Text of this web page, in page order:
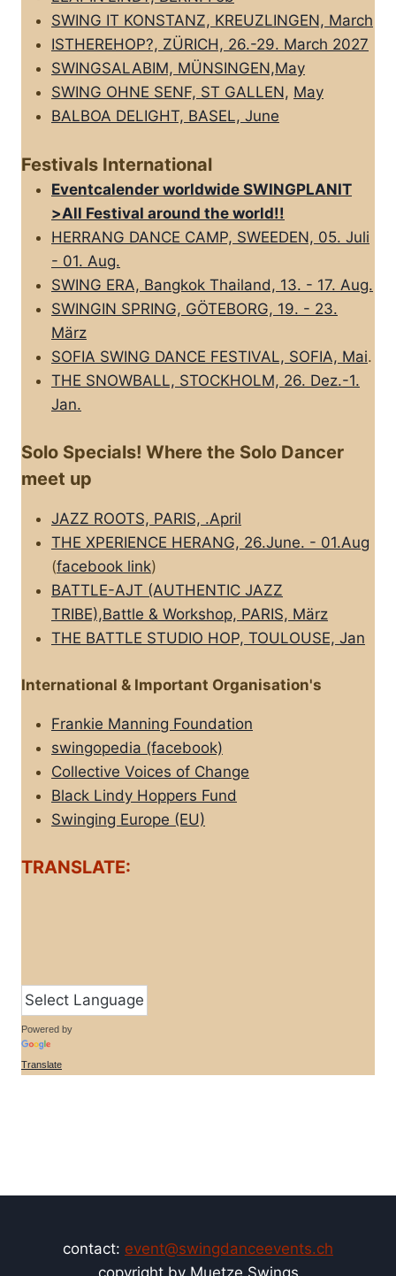
SWING IT KONSTANZ, KREUZLINGEN, March
ISTHEREHOP?, ZÜRICH, 26.-29. March 2027
SWINGSALABIM, MÜNSINGEN,May
SWING OHNE SENF, ST GALLEN, May
BALBOA DELIGHT, BASEL, June
Festivals International
Eventcalender worldwide SWINGPLANIT
>All FestivaI around the world!!
HERRANG DANCE CAMP, SWEEDEN, 05. Juli
- 01. Aug.
SWING ERA, Bangkok Thailand, 13. - 17. Aug.
SWINGIN SPRING, GÖTEBORG, 19. - 23.
März
SOFIA SWING DANCE FESTIVAL, SOFIA, Mai.
THE SNOWBALL, STOCKHOLM, 26. Dez.-1.
Jan.
Solo Specials! Where the Solo Dancer
meet up
JAZZ ROOTS, PARIS, .April
THE XPERIENCE HERANG, 26.June. - 01.Aug
(facebook link)
BATTLE-AJT (AUTHENTIC JAZZ
TRIBE),Battle & Workshop, PARIS, März
THE BATTLE STUDIO HOP, TOULOUSE, Jan
International & Important Organisation's
Frankie Manning Foundation
swingopedia (facebook)
Collective Voices of Change
Black Lindy Hoppers Fund
Swinging Europe (EU)
TRANSLATE:
Powered by
Translate
contact: event@swingdanceevents.ch
copyright by Muetze Swings